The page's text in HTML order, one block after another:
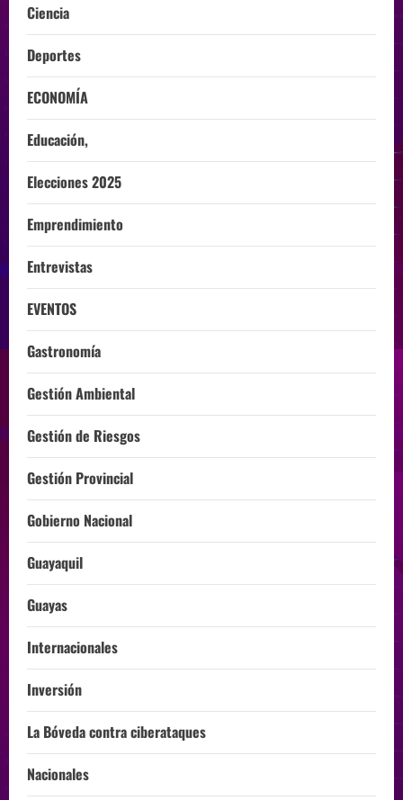
Ciencia
Deportes
ECONOMÍA
Educación,
Elecciones 2025
Emprendimiento
Entrevistas
EVENTOS
Gastronomía
Gestión Ambiental
Gestión de Riesgos
Gestión Provincial
Gobierno Nacional
Guayaquil
Guayas
Internacionales
Inversión
La Bóveda contra ciberataques
Nacionales